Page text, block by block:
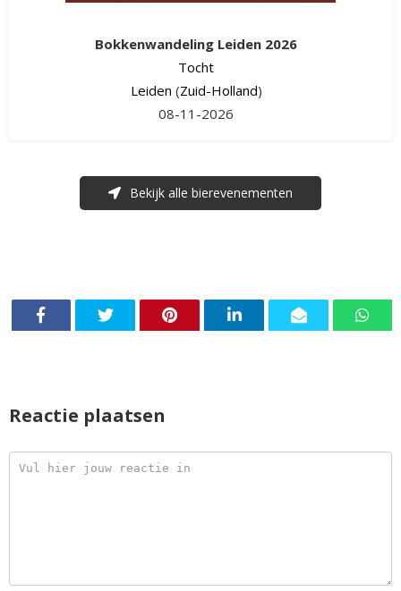
Bokkenwandeling Leiden 2026
Tocht
Leiden (Zuid-Holland)
08-11-2026
Bekijk alle bierevenementen
Reactie plaatsen